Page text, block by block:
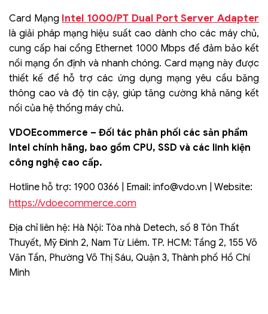
Card Mạng Intel 1000/PT Dual Port Server Adapter
là giải pháp mạng hiệu suất cao dành cho các máy chủ,
cung cấp hai cổng Ethernet 1000 Mbps để đảm bảo kết
nối mạng ổn định và nhanh chóng. Card mạng này được
thiết kế để hỗ trợ các ứng dụng mạng yêu cầu băng
thông cao và độ tin cậy, giúp tăng cường khả năng kết
nối của hệ thống máy chủ.
VDOEcommerce – Đối tác phân phối các sản phẩm
Intel chính hãng, bao gồm CPU, SSD và các linh kiện
công nghệ cao cấp.
Hotline hỗ trợ: 1900 0366 | Email: info@vdo.vn | Website:
https://vdoecommerce.com
Địa chỉ liên hệ: Hà Nội: Tòa nhà Detech, số 8 Tôn Thất
Thuyết, Mỹ Đình 2, Nam Từ Liêm. TP. HCM: Tầng 2, 155 Võ
Văn Tần, Phường Võ Thị Sáu, Quận 3, Thành phố Hồ Chí
Minh